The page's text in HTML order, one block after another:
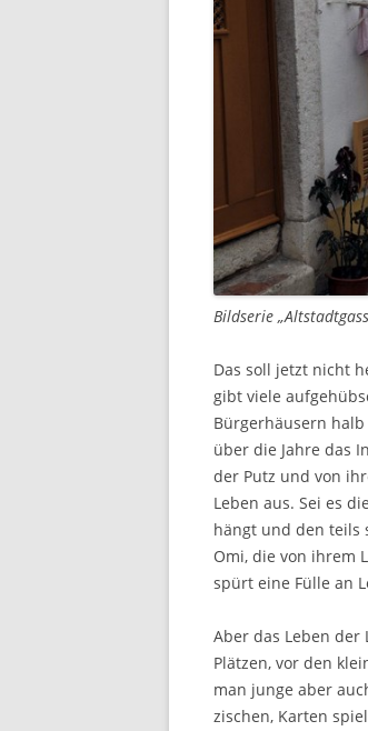
Bildserie
Das soll jetzt nicht
gibt viele
Bürgerhäusern
über die Jahre das
der Putz und von
Leben aus. Sei es
hängt und den teils
Omi, die von ihrem
spürt eine Fülle an
Aber das Leben
Plätzen, vor den
man junge aber
zischen, Karten